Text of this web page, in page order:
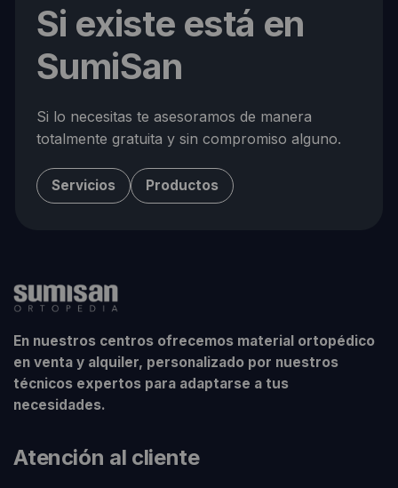
Si existe está en
SumiSan
Si lo necesitas te asesoramos de manera
totalmente gratuita y sin compromiso alguno.
Servicios Productos
En nuestros centros ofrecemos material ortopédico
en venta y alquiler, personalizado por nuestros
técnicos expertos para adaptarse a tus
necesidades.
Atención al cliente